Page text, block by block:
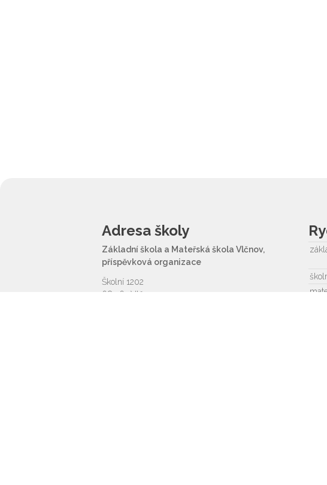
Adresa školy
Základní škola a Mateřská škola Vlčnov,
příspěvková organizace
Školní 1202
687 61 Vlčnov